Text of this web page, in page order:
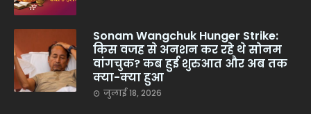
Sonam Wangchuk Hunger Strike:
किस वजह से अनशन कर रहे थे सोनम
वांगचुक? कब हुई शुरुआत और अब तक
क्या-क्या हुआ
जुलाई 18, 2026